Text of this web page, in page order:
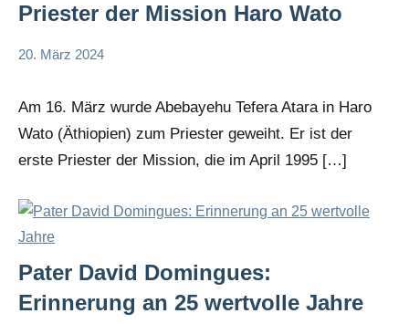
Priester der Mission Haro Wato
20. März 2024
Am 16. März wurde Abebayehu Tefera Atara in Haro
Wato (Äthiopien) zum Priester geweiht. Er ist der
erste Priester der Mission, die im April 1995 […]
Pater David Domingues:
Erinnerung an 25 wertvolle Jahre